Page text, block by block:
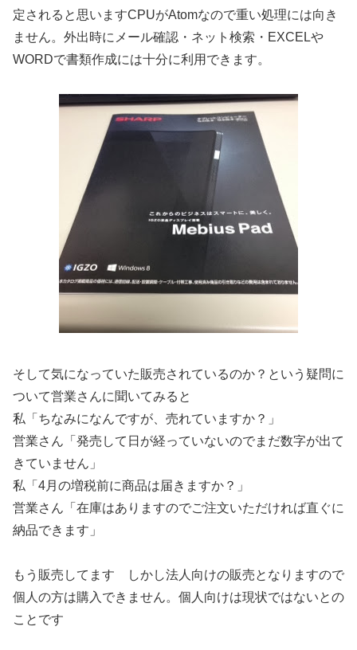
定されると思いますCPUがAtomなので重い処理には向き
ません。外出時にメール確認・ネット検索・EXCELや
WORDで書類作成には十分に利用できます。
そして気になっていた販売されているのか？という疑問に
ついて営業さんに聞いてみると
私「ちなみになんですが、売れていますか？」
営業さん「発売して日が経っていないのでまだ数字が出て
きていません」
私「4月の増税前に商品は届きますか？」
営業さん「在庫はありますのでご注文いただければ直ぐに
納品できます」
もう販売してます しかし法人向けの販売となりますので
個人の方は購入できません。個人向けは現状ではないとの
ことです